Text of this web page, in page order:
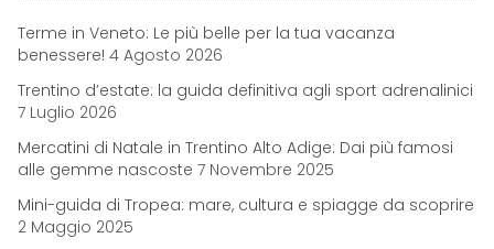
Terme in Veneto: Le più belle per la tua vacanza
benessere! 4 Agosto 2026
Trentino d’estate: la guida definitiva agli sport adrenalinici
7 Luglio 2026
Mercatini di Natale in Trentino Alto Adige: Dai più famosi
alle gemme nascoste 7 Novembre 2025
Mini-guida di Tropea: mare, cultura e spiagge da scoprire
2 Maggio 2025